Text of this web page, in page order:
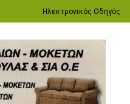
Ηλεκτρονικός Οδηγός